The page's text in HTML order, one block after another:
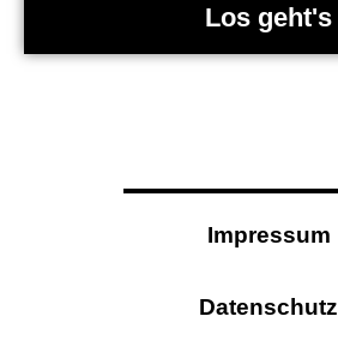
Los geht's
Impressum
Datenschutz